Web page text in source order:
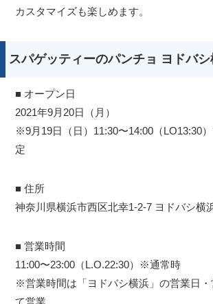
カスタマイズも楽しめます。
スパゲッティーのパンチョ ヨドバ
■ オープン日
2021年9月20日（月）
※9月19日（日）11:30〜14:00（LO13:30
定
■ 住所
神奈川県横浜市西区北幸1-2-7 ヨドバシ横
■ 営業時間
11:00〜23:00（L.O.22:30）※通常時
※​​営業時間は「ヨドバシ横浜」の営業日・